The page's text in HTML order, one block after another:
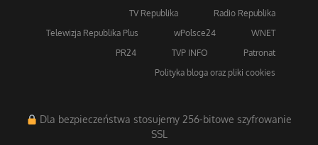
TV Republika
Radio Republika
Telewizja Republika Plus
wPolsce24
WNET
PR24
TVP INFO
Patronat
Polityka bloga oraz pliki cookies
Dla bezpieczeństwa stosujemy 256-bitowe szyfrowanie
SSL